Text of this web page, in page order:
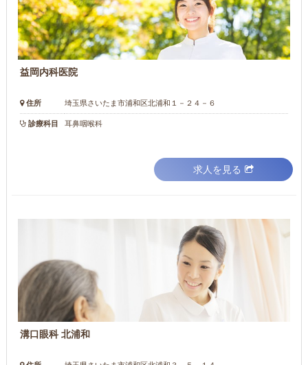
益岡内科医院
住所 埼玉県さいたま市浦和区北浦和１－２４－６
診療科目 耳鼻咽喉科
求人を見る
溝口眼科 北浦和